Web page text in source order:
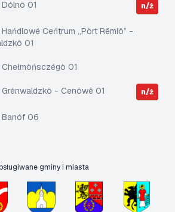
Dólnô 01 n/ż
Hańdlowé Ceńtrum „Pòrt Rëmiô” -
01
Chełmòńsczégò 01
Grénwaldzkô - Cenôwë 01 n/ż
Banóf 06
gminy i miasta